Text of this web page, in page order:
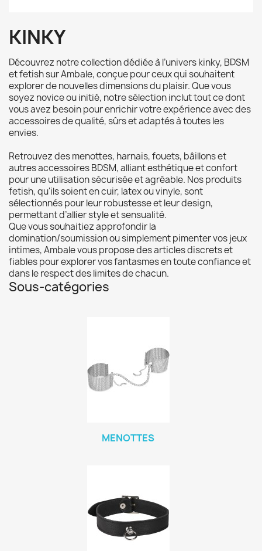
KINKY
Découvrez notre collection dédiée à l’univers kinky, BDSM
et fetish sur Ambale, conçue pour ceux qui souhaitent
explorer de nouvelles dimensions du plaisir. Que vous
soyez novice ou initié, notre sélection inclut tout ce dont
vous avez besoin pour enrichir votre expérience avec des
accessoires de qualité, sûrs et adaptés à toutes les
envies.
Retrouvez des menottes, harnais, fouets, bâillons et
autres accessoires BDSM, alliant esthétique et confort
pour une utilisation sécurisée et agréable. Nos produits
fetish, qu'ils soient en cuir, latex ou vinyle, sont
sélectionnés pour leur robustesse et leur design,
permettant d’allier style et sensualité.
Que vous souhaitiez approfondir la
domination/soumission ou simplement pimenter vos jeux
intimes, Ambale vous propose des articles discrets et
fiables pour explorer vos fantasmes en toute confiance et
dans le respect des limites de chacun.
Sous-catégories
MENOTTES